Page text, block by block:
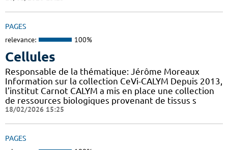
PAGES
relevance: 100%
Cellules
Responsable de la thématique: Jérôme Moreaux
Information sur la collection CeVi-CALYM Depuis 2013,
l’institut Carnot CALYM a mis en place une collection
de ressources biologiques provenant de tissus s
18/02/2026 15:25
PAGES